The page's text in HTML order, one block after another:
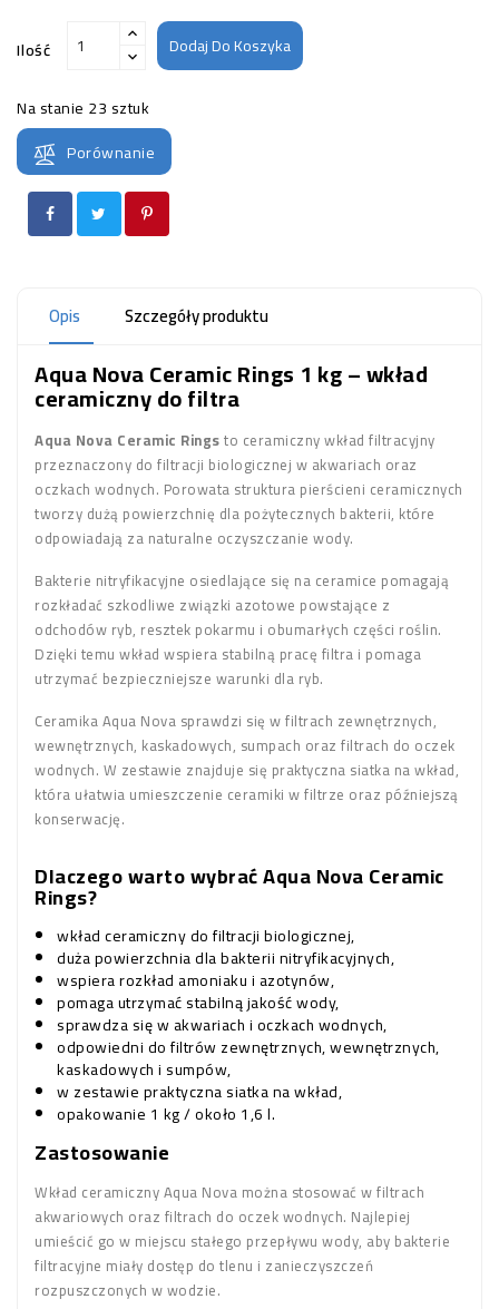
Ilość Dodaj Do Koszyka
Na stanie 23 sztuk
Porównanie
Opis Szczegóły produktu
Aqua Nova Ceramic Rings 1 kg – wkład
ceramiczny do filtra
Aqua Nova Ceramic Ringsto ceramiczny wkład filtracyjny
przeznaczony do filtracji biologicznej w akwariach oraz
oczkach wodnych. Porowata struktura pierścieni ceramicznych
tworzy dużą powierzchnię dla pożytecznych bakterii, które
odpowiadają za naturalne oczyszczanie wody.
Bakterie nitryfikacyjne osiedlające się na ceramice pomagają
rozkładać szkodliwe związki azotowe powstające z
odchodów ryb, resztek pokarmu i obumarłych części roślin.
Dzięki temu wkład wspiera stabilną pracę filtra i pomaga
utrzymać bezpieczniejsze warunki dla ryb.
Ceramika Aqua Nova sprawdzi się w filtrach zewnętrznych,
wewnętrznych, kaskadowych, sumpach oraz filtrach do oczek
wodnych. W zestawie znajduje się praktyczna siatka na wkład,
która ułatwia umieszczenie ceramiki w filtrze oraz późniejszą
konserwację.
Dlaczego warto wybrać Aqua Nova Ceramic
Rings?
wkład ceramiczny do filtracji biologicznej,
duża powierzchnia dla bakterii nitryfikacyjnych,
wspiera rozkład amoniaku i azotynów,
pomaga utrzymać stabilną jakość wody,
sprawdza się w akwariach i oczkach wodnych,
odpowiedni do filtrów zewnętrznych, wewnętrznych,
kaskadowych i sumpów,
w zestawie praktyczna siatka na wkład,
opakowanie 1 kg / około 1,6 l.
Zastosowanie
Wkład ceramiczny Aqua Nova można stosować w filtrach
akwariowych oraz filtrach do oczek wodnych. Najlepiej
umieścić go w miejscu stałego przepływu wody, aby bakterie
filtracyjne miały dostęp do tlenu i zanieczyszczeń
rozpuszczonych w wodzie.